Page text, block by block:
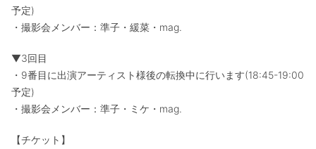
予定)
・撮影会メンバー：準子・緩菜・mag.
▼3回目
・9番目に出演アーティスト様後の転換中に行います(18:45-19:00
予定)
・撮影会メンバー：準子・ミケ・mag.
【チケット】